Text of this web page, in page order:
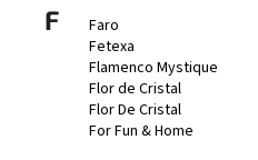
F
Faro
Fetexa
Flamenco Mystique
Flor de Cristal
Flor De Cristal
For Fun & Home
HEMATIT.
UNISEX